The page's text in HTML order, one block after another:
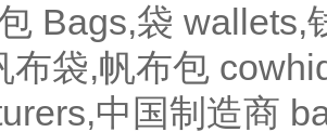
Bags,袋 wallets,
布袋,帆布包
中国制造商